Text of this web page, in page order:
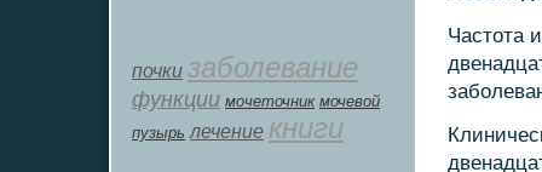
почки заболевание
функции мοчеточник мочевой
пузырь лечение книги
Частота